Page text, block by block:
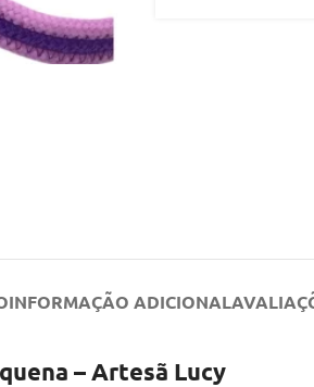
INFORMAÇÃO ADICIONAL
– Artesã Lucy